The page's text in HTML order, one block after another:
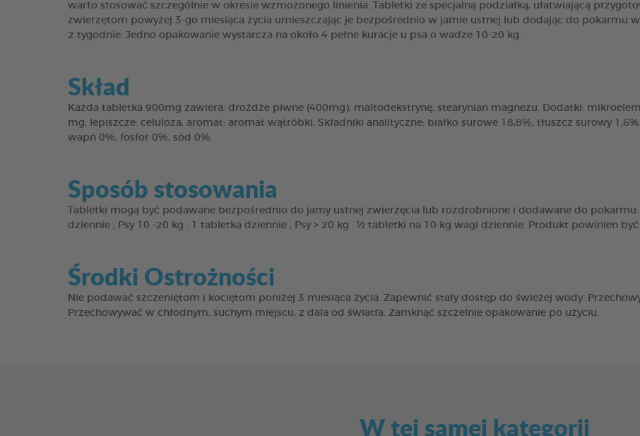
warto stosować szczególnie w okresie wzmożonego linienia. Tabletki ze specjalną podziałką, ułatwiającą
zwierzętom powyżej 3-go miesiąca życia umieszczając je bezpośrednio w jamie ustnej lub dodając do pokarmu
2 tygodnie. Jedno opakowanie wystarcza na około 4 pełne kuracje u psa o wadze 10-20 kg.
Skład
Każda tabletka 900mg zawiera: drożdże piwne (400mg), maltodekstrynę, stearynian magnezu. Dodatki:
mg, lepiszcze: celuloza, aromat: aromat wątróbki. Składniki analityczne: białko surowe 18,8%, tłuszcz surowy
wapń 0%, fosfor 0%, sód 0%.
Sposób stosowania
Tabletki mogą być podawane bezpośrednio do jamy ustnej zwierzęcia lub rozdrobnione i dodawane do pokarmu.
dziennie ; Psy 10 -20 kg : 1 tabletka dziennie ; Psy > 20 kg : ½ tabletki na 10 kg wagi dziennie. Produkt powinien
Środki Ostrożności
Nie podawać szczeniętom i kociętom poniżej 3 miesiąca życia. Zapewnić stały dostęp do świeżej wody.
Przechowywać w chłodnym, suchym miejscu, z dala od światła. Zamknąć szczelnie opakowanie po użyciu.
W tej samej kategorii